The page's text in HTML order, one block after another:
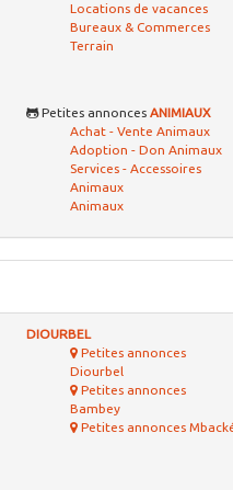
Locations de vacances
Bureaux & Commerces
Terrain
Petites annonces ANIMIAUX
Achat - Vente Animaux
Adoption - Don Animaux
Services - Accessoires
Animaux
Animaux
DIOURBEL
Petites annonces
Diourbel
Petites annonces
Bambey
Petites annonces